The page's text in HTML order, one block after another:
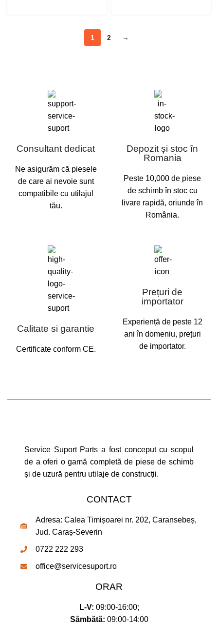
1 2 →
Consultant dedicat
Ne asigurăm că piesele
de care ai nevoie sunt
compatibile cu utilajul
tău.
Depozit și stoc în
Romania
Peste 10,000 de piese
de schimb în stoc cu
livare rapidă, oriunde în
România.
Calitate si garantie
Certificate conform CE.
Prețuri de
importator
Experiență de peste 12
ani în domeniu, prețuri
de importator.
Service Suport Parts a fost conceput cu scopul
de a oferi o gamă completă de piese de schimb
și de uzură pentru utilaje de construcții.
CONTACT
Adresa: Calea Timișoarei nr. 202, Caransebeș,
Jud. Caraș-Severin
0722 222 293
office@servicesuport.ro
ORAR
L-V: 09:00-16:00;
Sâmbătă: 09:00-14:00